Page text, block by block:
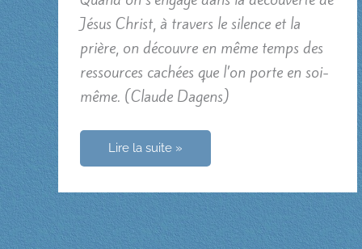
Jésus Christ, à travers le silence et la
prière, on découvre en même temps des
ressources cachées que l’on porte en soi-
même. (Claude Dagens)
À
découverte
Jésus
Christ
Lire la suite »